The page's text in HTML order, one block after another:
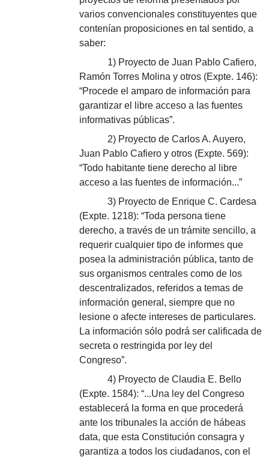
varios convencionales constituyentes que
contenían proposiciones en tal sentido, a
saber:
1) Proyecto de Juan Pablo Cafiero,
Ramón Torres Molina y otros (Expte. 146):
“Procede el amparo de información para
garantizar el libre acceso a las fuentes
informativas públicas”.
2) Proyecto de Carlos A. Auyero,
Juan Pablo Cafiero y otros (Expte. 569):
“Todo habitante tiene derecho al libre
acceso a las fuentes de información...”
3) Proyecto de Enrique C. Cardesa
(Expte. 1218): “Toda persona tiene
derecho, a través de un trámite sencillo, a
requerir cualquier tipo de informes que
posea la administración pública, tanto de
sus organismos centrales como de los
descentralizados, referidos a temas de
información general, siempre que no
lesione o afecte intereses de particulares.
La información sólo podrá ser calificada de
secreta o restringida por ley del
Congreso”.
4) Proyecto de Claudia E. Bello
(Expte. 1584): “...Una ley del Congreso
establecerá la forma en que procederá
ante los tribunales la acción de hábeas
data, que esta Constitución consagra y
garantiza a todos los ciudadanos, con el